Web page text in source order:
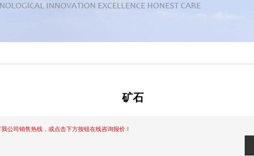
矿石
公司销售热线，或点击下方按钮在线咨询报价！